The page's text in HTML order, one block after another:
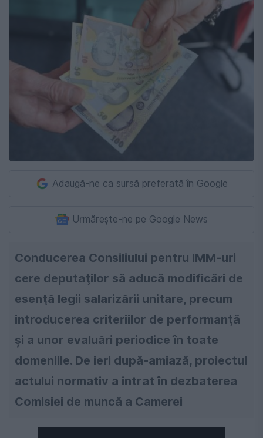
Adaugă-ne ca sursă preferată în Google
Urmărește-ne pe Google News
Conducerea Consiliului pentru IMM-uri
cere deputaţilor să aducă modificări de
esenţă legii salarizării unitare, precum
introducerea criteriilor de performanţă
şi a unor evaluări periodice în toate
domeniile. De ieri după-amiază, proiectul
actului normativ a intrat în dezbaterea
Comisiei de muncă a Camerei